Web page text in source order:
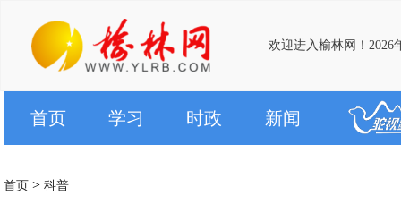
欢迎进入榆林网！2026
首页 学习 时政 新闻
首页 > 科普